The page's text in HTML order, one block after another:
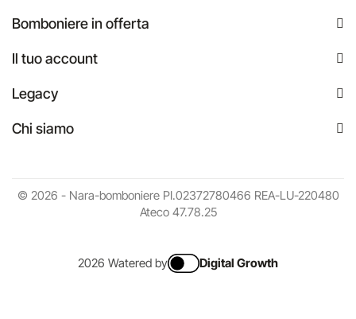
Bomboniere in offerta
Il tuo account
Legacy
Chi siamo
© 2026 - Nara-bomboniere PI.02372780466 REA-LU-220480
Ateco 47.78.25
2026 Watered by Digital Growth